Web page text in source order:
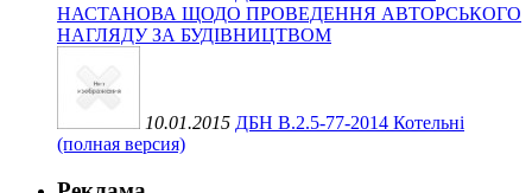
НАСТАНОВА ЩОДО ПРОВЕДЕННЯ АВТОРСЬКОГО
НАГЛЯДУ ЗА БУДІВНИЦТВОМ
10.01.2015 ДБН В.2.5-77-2014 Котельні
(полная версия)